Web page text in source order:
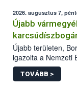
2026. augusztus 7,
Újabb
Újabb területen,
igazolta a Nemzeti
kőrisrontó
kártevőt nem csak
TOVÁBB >